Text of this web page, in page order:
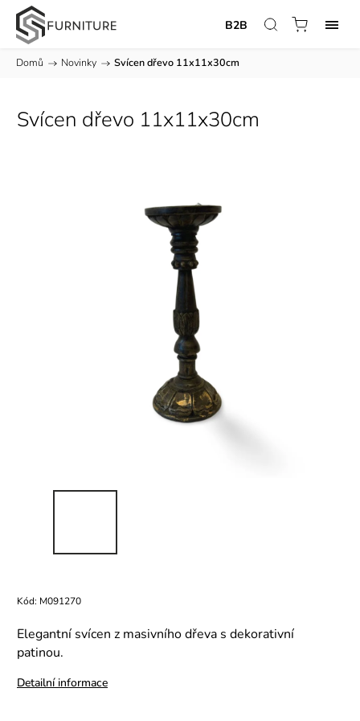
B2B
Domů / Novinky / Svícen dřevo 11x11x30cm
Svícen dřevo 11x11x30cm
Kód: M091270
Elegantní svícen z masivního dřeva s dekorativní
patinou.
Detailní informace